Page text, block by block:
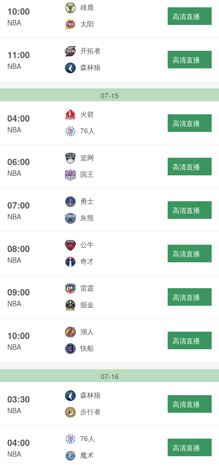
10:00
NBA
雄鹿
太阳
高清直播
11:00
NBA
开拓者
森林狼
高清直播
07-15
04:00
NBA
火箭
76人
高清直播
06:00
NBA
篮网
国王
高清直播
07:00
NBA
勇士
灰熊
高清直播
08:00
NBA
公牛
奇才
高清直播
09:00
NBA
雷霆
掘金
高清直播
10:00
NBA
湖人
快船
高清直播
07-16
03:30
NBA
森林狼
步行者
高清直播
04:00
NBA
76人
魔术
高清直播